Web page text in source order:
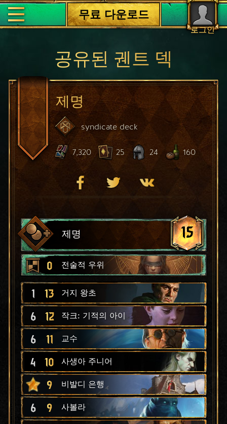
로그인
무료 다운로드
공유된 궨트 덱
제명
syndicate deck
7,320 25 24 160
제명 15
0 전술적 우위
1 13 거지 왕초
6 12 작크: 기적의 아이
6 11 교수
4 10 사생아 주니어
9 비발디 은행
6 9 사볼라